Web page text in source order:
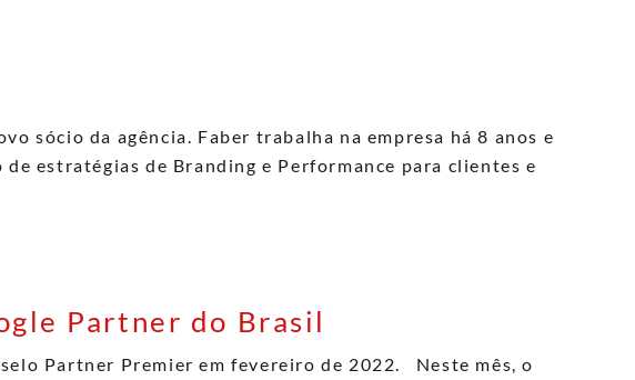
sócio da agência. Faber trabalha na empresa há 8 anos e
estratégias de Branding e Performance para clientes e
Partner do Brasil
Partner Premier em fevereiro de 2022. Neste mês, o